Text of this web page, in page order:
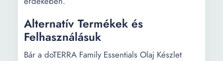
Alternatív Termékek és
Felhasználásuk
Bár a doTERRA Family Essentials Olaj Készlet